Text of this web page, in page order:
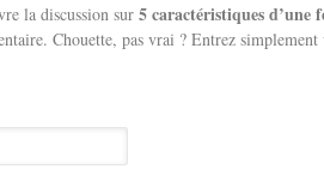
la discussion sur 5 caractéristiques d’une
Chouette, pas vrai ? Entrez